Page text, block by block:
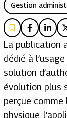
Gestion
La publication
dédié à
solution
évolution plus
perçue
physique,